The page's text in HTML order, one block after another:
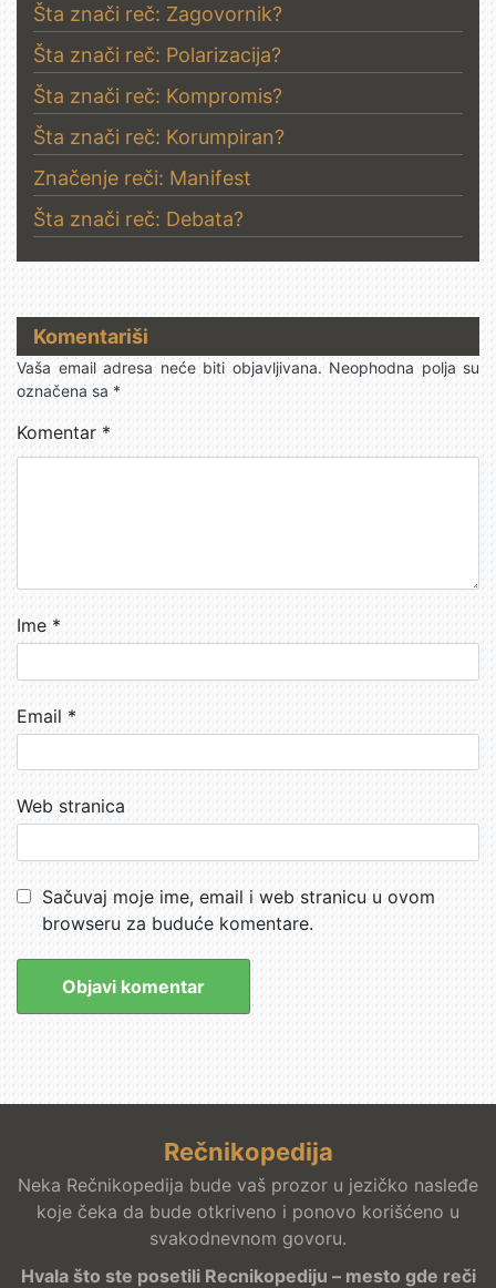
Šta znači reč: Zagovornik?
Šta znači reč: Polarizacija?
Šta znači reč: Kompromis?
Šta znači reč: Korumpiran?
Značenje reči: Manifest
Šta znači reč: Debata?
Komentariši
Vaša email adresa neće biti objavljivana. Neophodna polja su
označena sa*
Komentar *
Ime*
Email*
Web stranica
Sačuvaj moje ime, email i web stranicu u ovom
browseru za buduće komentare.
Rečnikopedija
Neka Rečnikopedija bude vaš prozor u jezičko nasleđe
koje čeka da bude otkriveno i ponovo korišćeno u
svakodnevnom govoru.
Hvala što ste posetili Recnikopediju – mesto gde reči